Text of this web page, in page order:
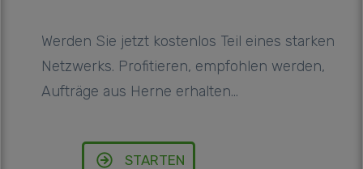
Werden Sie jetzt kostenlos Teil eines starken
Netzwerks. Profitieren, empfohlen werden,
Aufträge aus Herne erhalten...
STARTEN